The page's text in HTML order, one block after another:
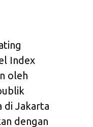
Index
oleh
di Jakarta
dengan